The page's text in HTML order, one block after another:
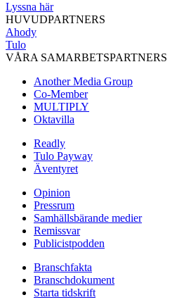
Lyssna här
HUVUDPARTNERS
Ahody
Tulo
VÅRA SAMARBETSPARTNERS
Another Media Group
Co-Member
MULTIPLY
Oktavilla
Readly
Tulo Payway
Äventyret
Opinion
Pressrum
Samhällsbärande medier
Remissvar
Publicistpodden
Branschfakta
Branschdokument
Starta tidskrift